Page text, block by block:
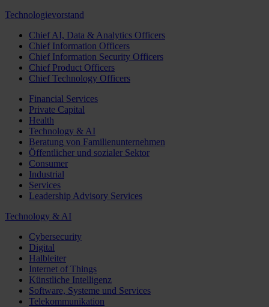
Technologievorstand
Chief AI, Data & Analytics Officers
Chief Information Officers
Chief Information Security Officers
Chief Product Officers
Chief Technology Officers
Financial Services
Private Capital
Health
Technology & AI
Beratung von Familienunternehmen
Öffentlicher und sozialer Sektor
Consumer
Industrial
Services
Leadership Advisory Services
Technology & AI
Cybersecurity
Digital
Halbleiter
Internet of Things
Künstliche Intelligenz
Software, Systeme und Services
Telekommunikation